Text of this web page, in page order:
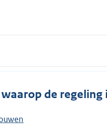
de regeling